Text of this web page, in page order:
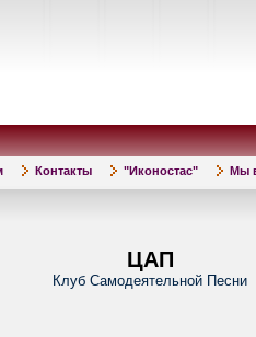
Контакты "Иконостас" Мы
ЦАП
Клуб Самодеятельной Песни